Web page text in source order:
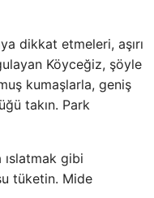
dikkat etmeleri, aşırı
Köyceğiz, şöyle
kumaşlarla, geniş
takın. Park
ıslatmak gibi
tüketin. Mide